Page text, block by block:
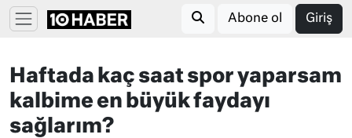
Abone ol Giriş
Haftada kaç saat spor yaparsam
kalbime en büyük faydayı
sağlarım?